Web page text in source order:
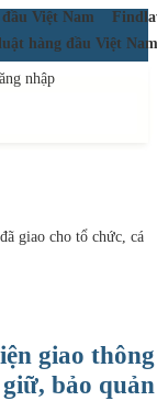
Việt NamFindlaw
hàng đầu Việt
nhập
giao cho tổ chức, cá
giao thông
bảo quản